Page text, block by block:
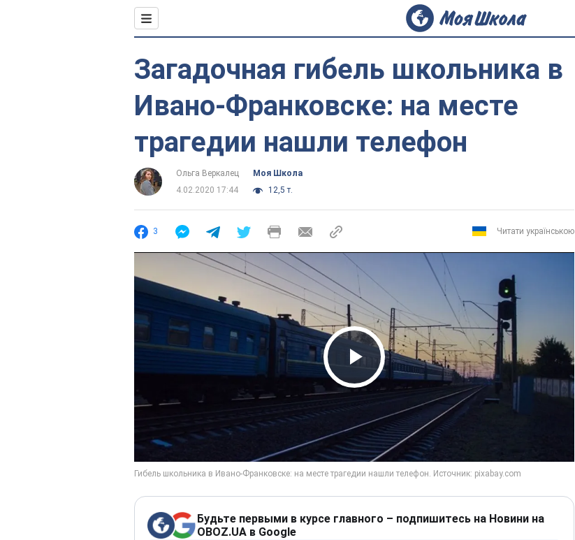
Загадочная гибель школьника в
Ивано-Франковске: на месте
трагедии нашли телефон
Ольга Веркалец
Моя Школа
4.02.2020 17:44
12,5 т.
3 Читати українською
Play Video
Будьте первыми в курсе главного – подпишитесь на Новини на
OBOZ.UA в Google